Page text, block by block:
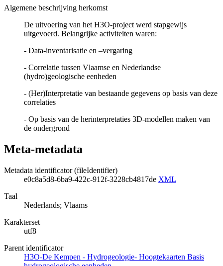
Algemene beschrijving herkomst
De uitvoering van het H3O-project werd stapgewijs
uitgevoerd. Belangrijke activiteiten waren:
- Data-inventarisatie en –vergaring
- Correlatie tussen Vlaamse en Nederlandse
(hydro)geologische eenheden
- (Her)Interpretatie van bestaande gegevens op basis van deze
correlaties
- Op basis van de herinterpretaties 3D-modellen maken van
de ondergrond
Meta-metadata
Metadata identificator (fileIdentifier)
e0c8a5d8-6ba9-422c-912f-3228cb4817de XML
Taal
Nederlands; Vlaams
Karakterset
utf8
Parent identificator
H3O-De Kempen - Hydrogeologie- Hoogtekaarten Basis